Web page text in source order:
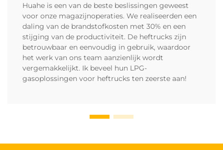
Huahe is een van de beste beslissingen geweest
voor onze magazijnoperaties. We realiseerden een
daling van de brandstofkosten met 30% en een
stijging van de productiviteit. De heftrucks zijn
betrouwbaar en eenvoudig in gebruik, waardoor
het werk van ons team aanzienlijk wordt
vergemakkelijkt. Ik beveel hun LPG-
gasoplossingen voor heftrucks ten zeerste aan!